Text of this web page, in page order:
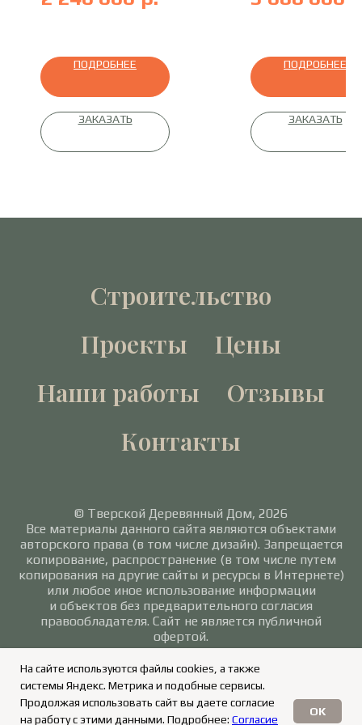
профилированный брус
ПОДРОБНЕЕ
ЗАКАЗАТЬ
ПОДРОБНЕЕ
ЗАКАЗАТЬ
На сайте используются файлы cookies, а также
системы Яндекс. Метрика и подобные сервисы.
Продолжая использовать сайт вы даете согласие
на работу с этими данными. Подробнее: Согласие
OK
Строительство
Проекты
Цены
Наши работы
Отзывы
Контакты
© Тверской Деревянный Дом, 2026
Все материалы данного сайта являются объектами
авторского права (в том числе дизайн). Запрещается
копирование, распространение (в том числе путем
копирования на другие сайты и ресурсы в Интернете)
или любое иное использование информации
и объектов без предварительного согласия
правообладателя. Сайт не является публичной
офертой.
Политика в отношении обработки персональных
данных/Согласие на обработку персональных
данных